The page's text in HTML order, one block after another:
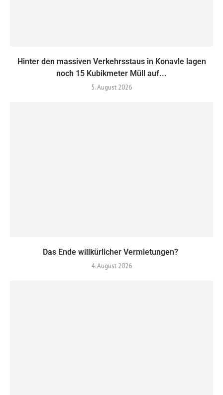
Hinter den massiven Verkehrsstaus in Konavle lagen
noch 15 Kubikmeter Müll auf...
5. August 2026
Das Ende willkürlicher Vermietungen?
4. August 2026